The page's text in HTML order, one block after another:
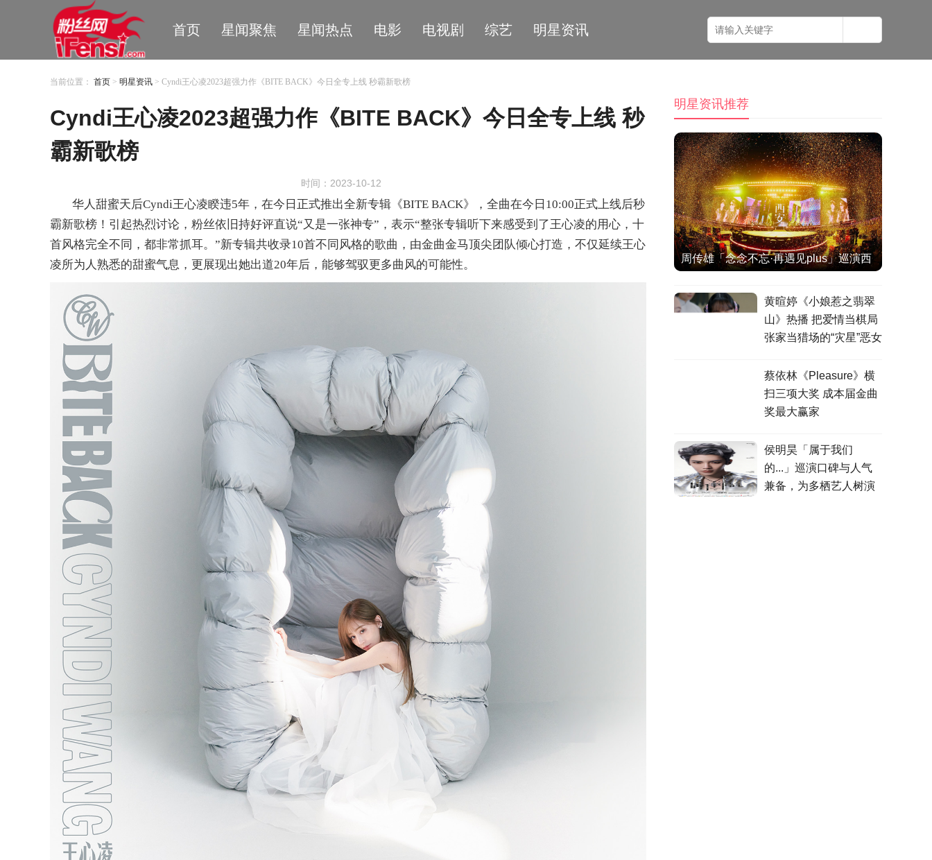
首页 星闻聚焦 星闻热点 电影 电视剧 综艺 明星资讯
当前位置： 首页 > 明星资讯 > Cyndi王心凌2023超强力作《BITE BACK》今日全专上线 秒霸新歌榜
Cyndi王心凌2023超强力作《BITE BACK》今日全专上线 秒
霸新歌榜
时间：2023-10-12
华人甜蜜天后Cyndi王心凌睽违5年 ， 在今日 正式推出全新专辑《BITE BACK》 ， 全曲在今日 10:00正式上线后秒
霸新歌榜！ 引起热烈讨论，粉丝依旧持好评直说“又是一张神专” ，表示“整张专辑听下来感受到了王心凌的用心，十
首风格完全不同，都非常抓耳。 ”新专辑共收录10首不同风格的歌曲，由金曲金马顶尖团队倾心打造，不仅延续王心
凌所为人熟悉的甜蜜气息，更展现出她出道20年后，能够驾驭更多曲风的可能性。
明星资讯推荐
周传雄「念念不忘·再遇见plus」巡演西
黄暄婷《小娘惹之翡翠
山》热播 把爱情当棋局
张家当猎场的“灾星”恶女
蔡依林《Pleasure》横
扫三项大奖 成本届金曲
奖最大赢家
侯明昊「属于我们
的...」巡演口碑与人气
兼备，为多栖艺人树演